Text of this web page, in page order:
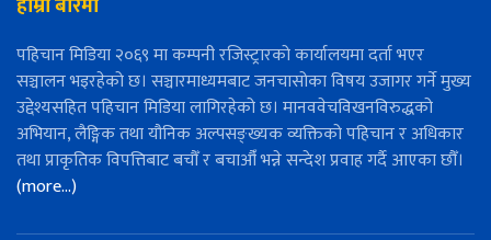
पहिचान मिडिया २०६९ मा कम्पनी रजिस्ट्रारको कार्यालयमा दर्ता भएर
सञ्चालन भइरहेको छ। सञ्चारमाध्यमबाट जनचासोका विषय उजागर गर्ने मुख्य
उद्देश्यसहित पहिचान मिडिया लागिरहेको छ। मानववेचविखनविरुद्धको
अभियान, लैङ्गिक तथा यौनिक अल्पसङ्ख्यक व्यक्तिको पहिचान र अधिकार
तथा प्राकृतिक विपत्तिबाट बचौँ र बचाऔँ भन्ने सन्देश प्रवाह गर्दै आएका छौँ।
(more…)